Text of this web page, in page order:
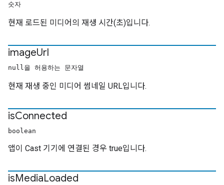
숫자
현재 로드된 미디어의 재생 시간(초)입니다.
imageUrl
null을 허용하는 문자열
현재 재생 중인 미디어 썸네일 URL입니다.
isConnected
boolean
앱이 Cast 기기에 연결된 경우 true입니다.
isMediaLoaded